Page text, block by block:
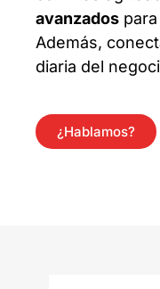
avanzados
Además,
diaria del
¿Hablamos?